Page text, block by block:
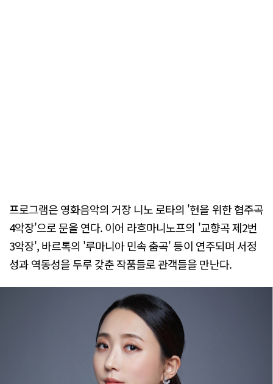
프로그램은 영화음악의 거장 니노 로타의 '현을 위한 협주곡
4악장'으로 문을 연다. 이어 라흐마니노프의 '교향곡 제2번
3악장', 바르톡의 '루마니아 민속 춤곡' 등이 연주되며 서정
성과 역동성을 두루 갖춘 작품들로 관객들을 만난다.